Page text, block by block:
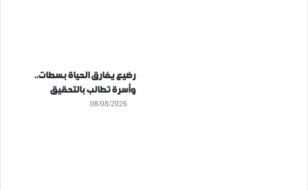
رضيع يفارق الحياة بسطات..
وأسرة تطالب بالتحقيق
08/08/2026